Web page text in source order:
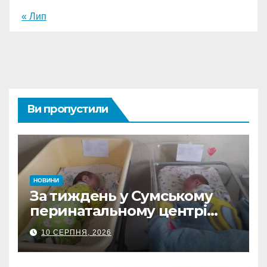
« Лип
Ви пропустили
НОВИНИ
За тиждень у Сумському
перинатальному центрі
Пресвятої Діви Марії
народилося 15 дітей
10 СЕРПНЯ, 2026